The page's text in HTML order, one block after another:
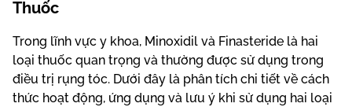
Thuốc
Trong lĩnh vực y khoa, Minoxidil và Finasteride là hai
loại thuốc quan trọng và thường được sử dụng trong
điều trị rụng tóc. Dưới đây là phân tích chi tiết về cách
thức hoạt động, ứng dụng và lưu ý khi sử dụng hai loại